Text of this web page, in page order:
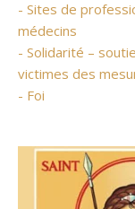
- Sites de
médecins
- Solidarité –
victimes des
- Foi